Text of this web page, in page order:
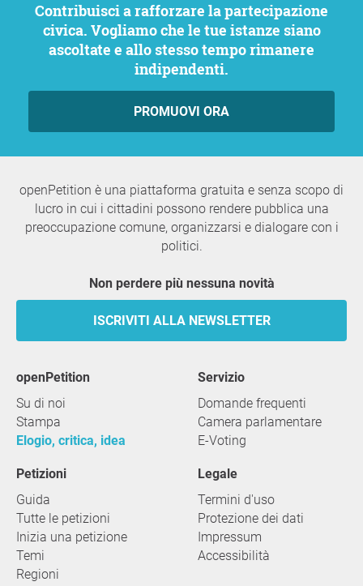
Contribuisci a rafforzare la partecipazione
civica. Vogliamo che le tue istanze siano
ascoltate e allo stesso tempo rimanere
indipendenti.
PROMUOVI ORA
openPetition è una piattaforma gratuita e senza scopo di
lucro in cui i cittadini possono rendere pubblica una
preoccupazione comune, organizzarsi e dialogare con i
politici.
Non perdere più nessuna novità
ISCRIVITI ALLA NEWSLETTER
openPetition
Su di noi
Stampa
Elogio, critica, idea
servizio
Domande frequenti
Camera parlamentare
E-Voting
Petizioni
Guida
Tutte le petizioni
Inizia una petizione
Temi
Regioni
Legale
Termini d'uso
Protezione dei dati
Impressum
Accessibilità